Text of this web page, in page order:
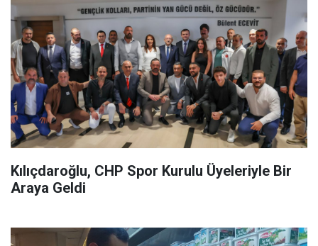
Kılıçdaroğlu, CHP Spor Kurulu Üyeleriyle Bir
Araya Geldi